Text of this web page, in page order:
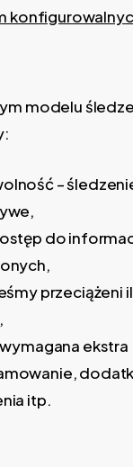
modelu
–
do
przeciążeni
ekstra
itp.